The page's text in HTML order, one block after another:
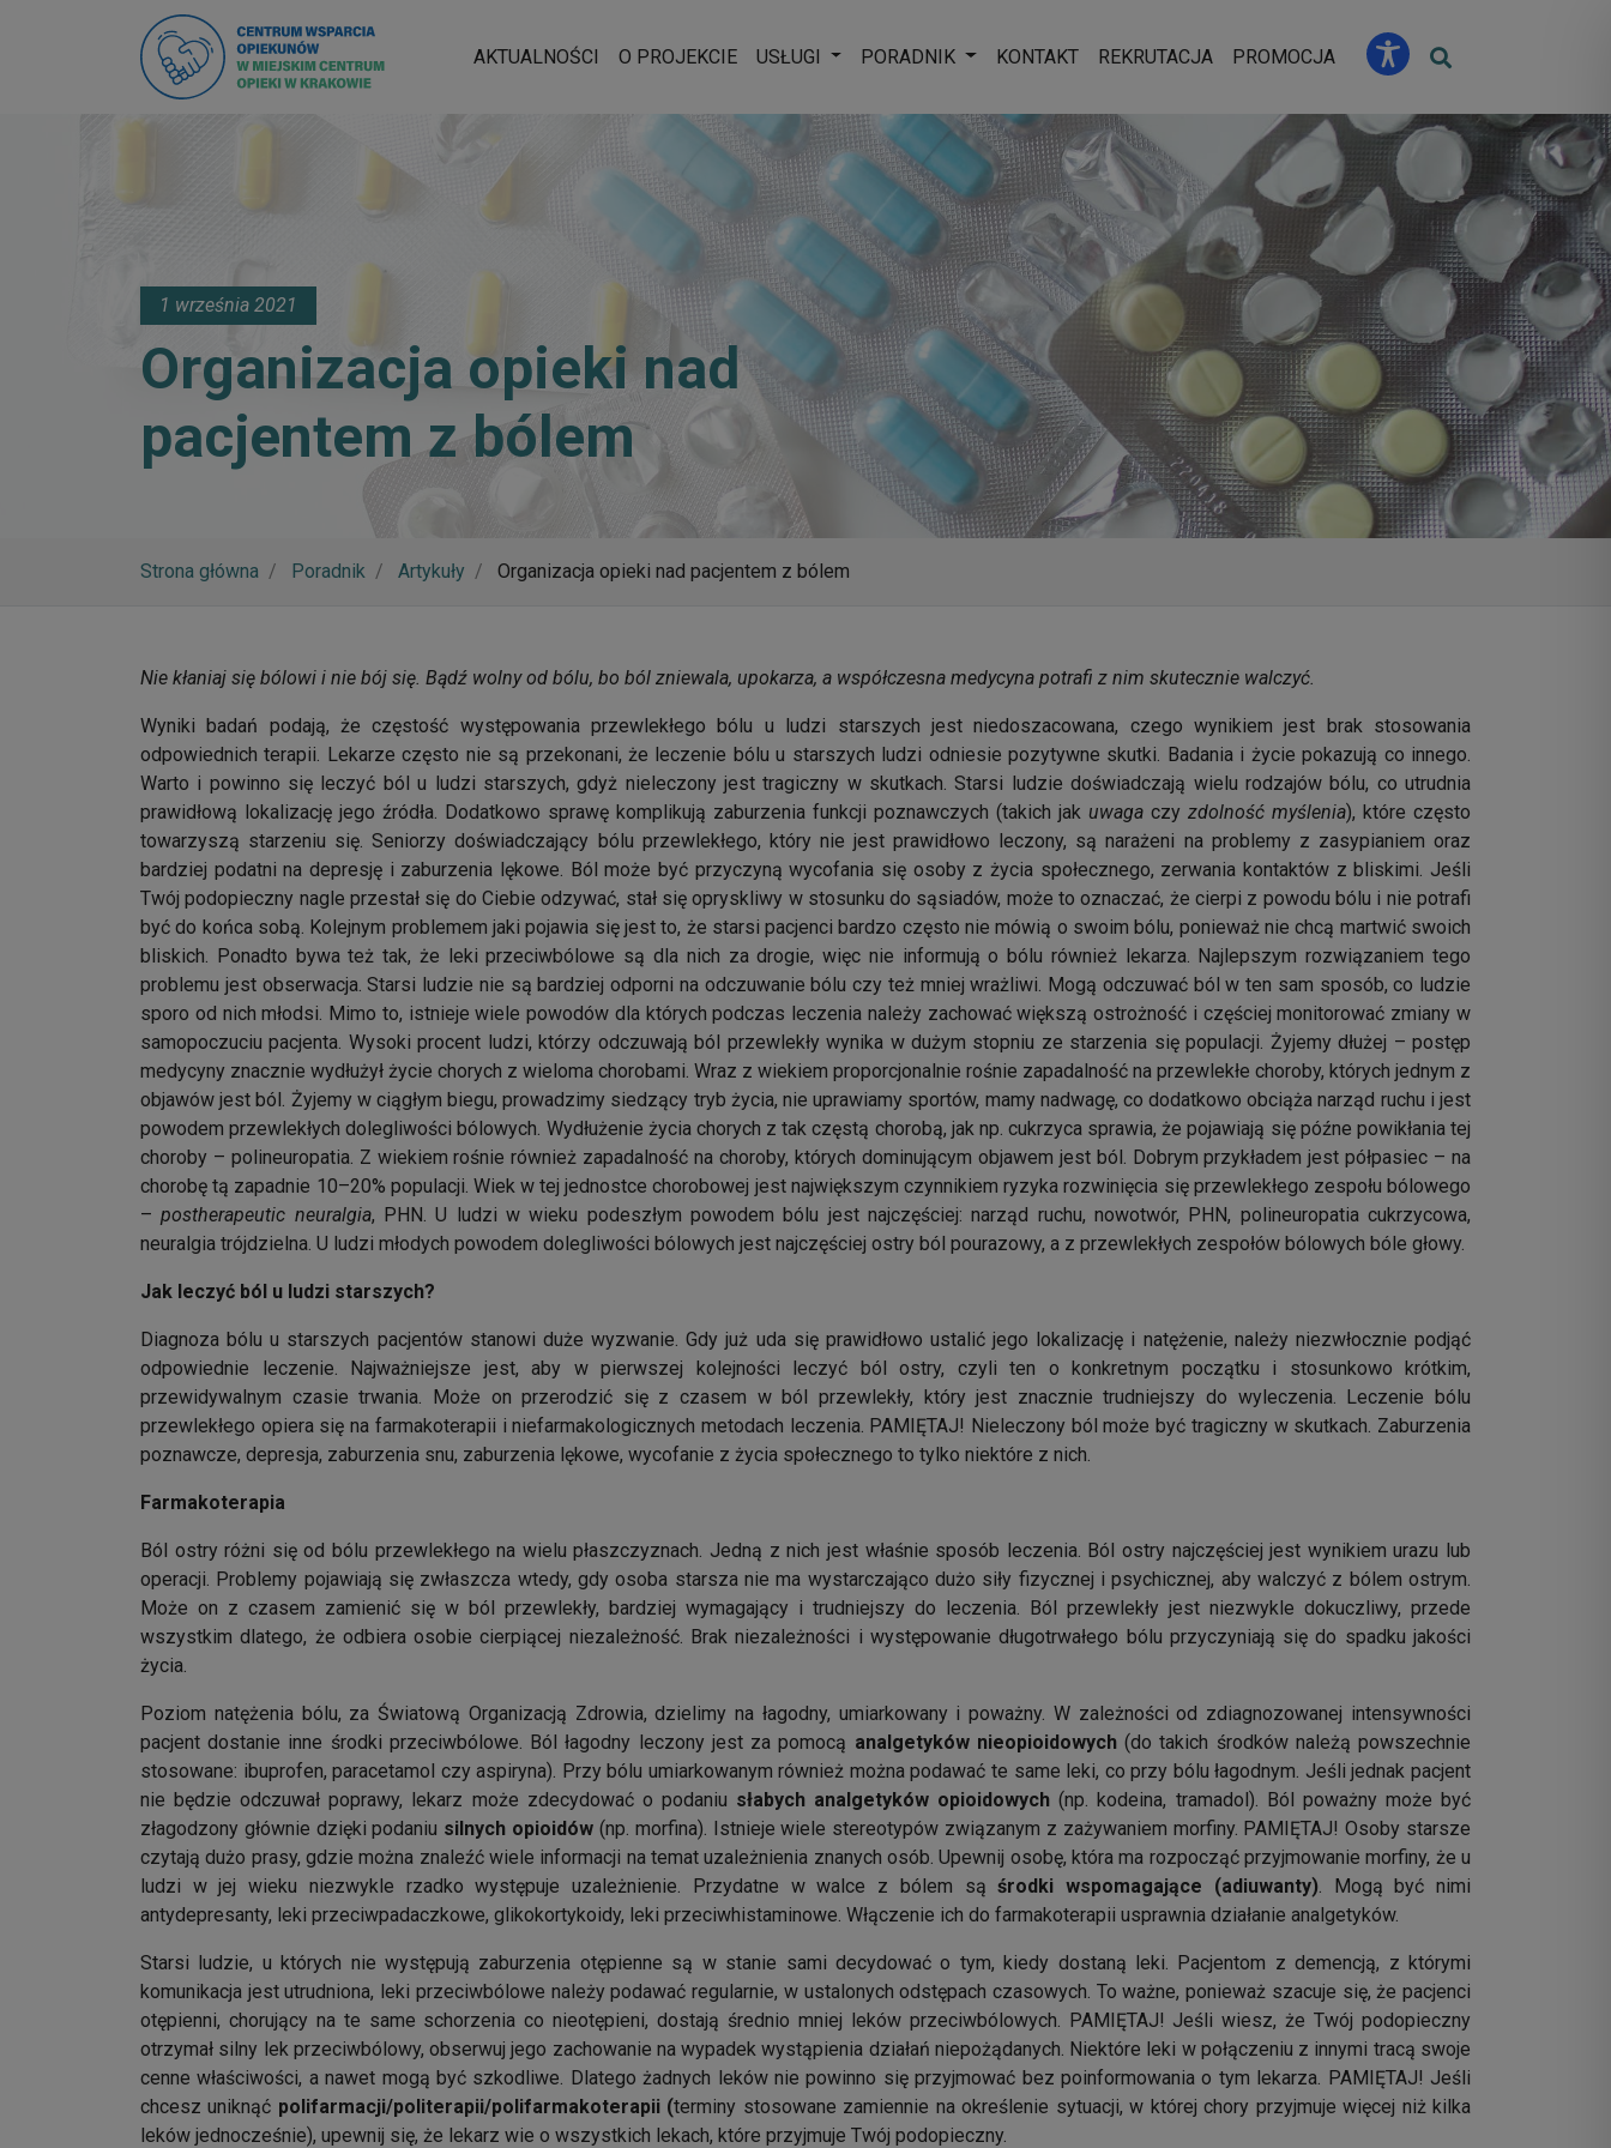
AKTUALNOŚCI O PROJEKCIE USŁUGI Rozwiń menu
PORADNIK Rozwiń menu
KONTAKT REKRUTACJA PROMOCJA
1 września 2021
Organizacja opieki nad
pacjentem z bólem
Strona główna Poradnik Artykuły Organizacja opieki nad pacjentem z bólem
Nie kłaniaj się bólowi i nie bój się. Bądź wolny od bólu, bo ból zniewala, upokarza, a współczesna medycyna potrafi z nim skutecznie walczyć.
Wyniki badań podają, że częstość występowania przewlekłego bólu u ludzi starszych jest niedoszacowana, czego wynikiem jest brak stosowania
odpowiednich terapii. Lekarze często nie są przekonani, że leczenie bólu u starszych ludzi odniesie pozytywne skutki. Badania i życie pokazują co innego.
Warto i powinno się leczyć ból u ludzi starszych, gdyż nieleczony jest tragiczny w skutkach. Starsi ludzie doświadczają wielu rodzajów bólu, co utrudnia
prawidłową lokalizację jego źródła. Dodatkowo sprawę komplikują zaburzenia funkcji poznawczych (takich jak uwaga czy zdolność myślenia), które często
towarzyszą starzeniu się. Seniorzy doświadczający bólu przewlekłego, który nie jest prawidłowo leczony, są narażeni na problemy z zasypianiem oraz
bardziej podatni na depresję i zaburzenia lękowe. Ból może być przyczyną wycofania się osoby z życia społecznego, zerwania kontaktów z bliskimi. Jeśli
Twój podopieczny nagle przestał się do Ciebie odzywać, stał się opryskliwy w stosunku do sąsiadów, może to oznaczać, że cierpi z powodu bólu i nie potrafi
być do końca sobą. Kolejnym problemem jaki pojawia się jest to, że starsi pacjenci bardzo często nie mówią o swoim bólu, ponieważ nie chcą martwić swoich
bliskich. Ponadto bywa też tak, że leki przeciwbólowe są dla nich za drogie, więc nie informują o bólu również lekarza. Najlepszym rozwiązaniem tego
problemu jest obserwacja. Starsi ludzie nie są bardziej odporni na odczuwanie bólu czy też mniej wrażliwi. Mogą odczuwać ból w ten sam sposób, co ludzie
sporo od nich młodsi. Mimo to, istnieje wiele powodów dla których podczas leczenia należy zachować większą ostrożność i częściej monitorować zmiany w
samopoczuciu pacjenta. Wysoki procent ludzi, którzy odczuwają ból przewlekły wynika w dużym stopniu ze starzenia się populacji. Żyjemy dłużej – postęp
medycyny znacznie wydłużył życie chorych z wieloma chorobami. Wraz z wiekiem proporcjonalnie rośnie zapadalność na przewlekłe choroby, których jednym z
objawów jest ból. Żyjemy w ciągłym biegu, prowadzimy siedzący tryb życia, nie uprawiamy sportów, mamy nadwagę, co dodatkowo obciąża narząd ruchu i jest
powodem przewlekłych dolegliwości bólowych. Wydłużenie życia chorych z tak częstą chorobą, jak np. cukrzyca sprawia, że pojawiają się późne powikłania tej
choroby – polineuropatia. Z wiekiem rośnie również zapadalność na choroby, których dominującym objawem jest ból. Dobrym przykładem jest półpasiec – na
chorobę tą zapadnie 10–20% populacji. Wiek w tej jednostce chorobowej jest największym czynnikiem ryzyka rozwinięcia się przewlekłego zespołu bólowego
–postherapeutic neuralgia, PHN. U ludzi w wieku podeszłym powodem bólu jest najczęściej: narząd ruchu, nowotwór, PHN, polineuropatia cukrzycowa,
neuralgia trójdzielna. U ludzi młodych powodem dolegliwości bólowych jest najczęściej ostry ból pourazowy, a z przewlekłych zespołów bólowych bóle głowy.
Jak leczyć ból u ludzi starszych?
Diagnoza bólu u starszych pacjentów stanowi duże wyzwanie. Gdy już uda się prawidłowo ustalić jego lokalizację i natężenie, należy niezwłocznie podjąć
odpowiednie leczenie. Najważniejsze jest, aby w pierwszej kolejności leczyć ból ostry, czyli ten o konkretnym początku i stosunkowo krótkim,
przewidywalnym czasie trwania. Może on przerodzić się z czasem w ból przewlekły, który jest znacznie trudniejszy do wyleczenia. Leczenie bólu
przewlekłego opiera się na farmakoterapii i niefarmakologicznych metodach leczenia. PAMIĘTAJ! Nieleczony ból może być tragiczny w skutkach. Zaburzenia
poznawcze, depresja, zaburzenia snu, zaburzenia lękowe, wycofanie z życia społecznego to tylko niektóre z nich.
Farmakoterapia
Ból ostry różni się od bólu przewlekłego na wielu płaszczyznach. Jedną z nich jest właśnie sposób leczenia. Ból ostry najczęściej jest wynikiem urazu lub
operacji. Problemy pojawiają się zwłaszcza wtedy, gdy osoba starsza nie ma wystarczająco dużo siły fizycznej i psychicznej, aby walczyć z bólem ostrym.
Może on z czasem zamienić się w ból przewlekły, bardziej wymagający i trudniejszy do leczenia. Ból przewlekły jest niezwykle dokuczliwy, przede
wszystkim dlatego, że odbiera osobie cierpiącej niezależność. Brak niezależności i występowanie długotrwałego bólu przyczyniają się do spadku jakości
życia.
Poziom natężenia bólu, za Światową Organizacją Zdrowia, dzielimy na łagodny, umiarkowany i poważny. W zależności od zdiagnozowanej intensywności
pacjent dostanie inne środki przeciwbólowe. Ból łagodny leczony jest za pomocą analgetyków nieopioidowych(do takich środków należą powszechnie
stosowane: ibuprofen, paracetamol czy aspiryna). Przy bólu umiarkowanym również można podawać te same leki, co przy bólu łagodnym. Jeśli jednak pacjent
nie będzie odczuwał poprawy, lekarz może zdecydować o podaniu słabych analgetyków opioidowych (np. kodeina, tramadol). Ból poważny może być
złagodzony głównie dzięki podaniu silnych opioidów (np. morfina). Istnieje wiele stereotypów związanym z zażywaniem morfiny. PAMIĘTAJ! Osoby starsze
czytają dużo prasy, gdzie można znaleźć wiele informacji na temat uzależnienia znanych osób. Upewnij osobę, która ma rozpocząć przyjmowanie morfiny, że u
ludzi w jej wieku niezwykle rzadko występuje uzależnienie. Przydatne w walce z bólem sąśrodki wspomagające (adiuwanty). Mogą być nimi
antydepresanty, leki przeciwpadaczkowe, glikokortykoidy, leki przeciwhistaminowe. Włączenie ich do farmakoterapii usprawnia działanie analgetyków.
Starsi ludzie, u których nie występują zaburzenia otępienne są w stanie sami decydować o tym, kiedy dostaną leki. Pacjentom z demencją, z którymi
komunikacja jest utrudniona, leki przeciwbólowe należy podawać regularnie, w ustalonych odstępach czasowych. To ważne, ponieważ szacuje się, że pacjenci
otępienni, chorujący na te same schorzenia co nieotępieni, dostają średnio mniej leków przeciwbólowych. PAMIĘTAJ! Jeśli wiesz, że Twój podopieczny
otrzymał silny lek przeciwbólowy, obserwuj jego zachowanie na wypadek wystąpienia działań niepożądanych. Niektóre leki w połączeniu z innymi tracą swoje
cenne właściwości, a nawet mogą być szkodliwe. Dlatego żadnych leków nie powinno się przyjmować bez poinformowania o tym lekarza. PAMIĘTAJ! Jeśli
chcesz uniknąć polifarmacji/politerapii/polifarmakoterapii (terminy stosowane zamiennie na określenie sytuacji, w której chory przyjmuje więcej niż kilka
leków jednocześnie), upewnij się, że lekarz wie o wszystkich lekach, które przyjmuje Twój podopieczny.